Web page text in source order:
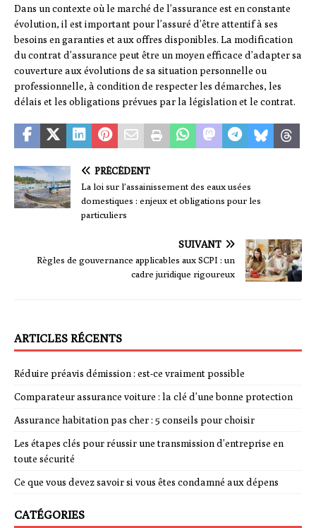
Dans un contexte où le marché de l’assurance est en constante
évolution, il est important pour l’assuré d’être attentif à ses
besoins en garanties et aux offres disponibles. La modification
du contrat d’assurance peut être un moyen efficace d’adapter sa
couverture aux évolutions de sa situation personnelle ou
professionnelle, à condition de respecter les démarches, les
délais et les obligations prévues par la législation et le contrat.
PRÉCÉDENT
La loi sur l’assainissement des eaux usées
domestiques : enjeux et obligations pour les
particuliers
SUIVANT
Règles de gouvernance applicables aux SCPI : un
cadre juridique rigoureux
ARTICLES RÉCENTS
Réduire préavis démission : est-ce vraiment possible
Comparateur assurance voiture : la clé d’une bonne protection
Assurance habitation pas cher : 5 conseils pour choisir
Les étapes clés pour réussir une transmission d’entreprise en
toute sécurité
Ce que vous devez savoir si vous êtes condamné aux dépens
CATÉGORIES